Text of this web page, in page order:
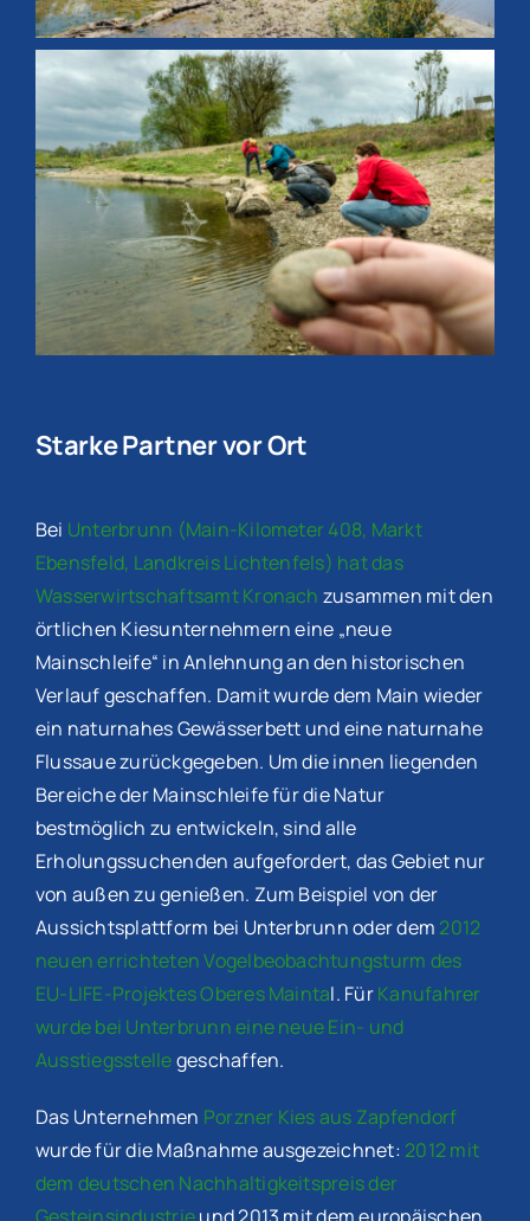
Starke Partner vor Ort
Bei Unterbrunn (Main-Kilometer 408, Markt
Ebensfeld, Landkreis Lichtenfels) hat das
Wasserwirtschaftsamt Kronach zusammen mit den
örtlichen Kiesunternehmern eine „neue
Mainschleife“ in Anlehnung an den historischen
Verlauf geschaffen. Damit wurde dem Main wieder
ein naturnahes Gewässerbett und eine naturnahe
Flussaue zurückgegeben. Um die innen liegenden
Bereiche der Mainschleife für die Natur
bestmöglich zu entwickeln, sind alle
Erholungssuchenden aufgefordert, das Gebiet nur
von außen zu genießen. Zum Beispiel von der
Aussichtsplattform bei Unterbrunn oder dem 2012
neuen errichteten Vogelbeobachtungsturm des
EU-LIFE-Projektes Oberes Maintal. FürKanufahrer
wurde bei Unterbrunn eine neue Ein- und
Ausstiegsstellegeschaffen.
Das Unternehmen Porzner Kies aus Zapfendorf
wurde für die Maßnahme ausgezeichnet: 2012 mit
dem deutschen Nachhaltigkeitspreis der